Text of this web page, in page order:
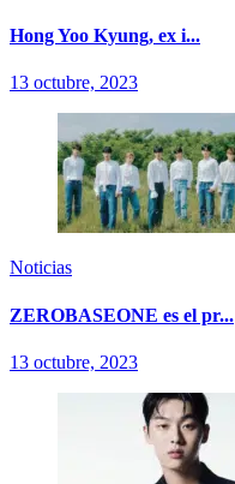
Hong Yoo Kyung, ex i...
13 octubre, 2023
Noticias
ZEROBASEONE es el pr...
13 octubre, 2023